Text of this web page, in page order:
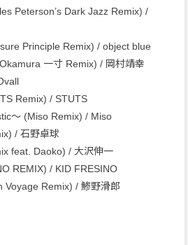
Peterson’s Dark Jazz Remix) /
Principle Remix) / object blue
一寸 Remix) / 岡村靖幸
Remix) / STUTS
～ (Miso Remix) / Miso
/ 石野卓球
feat. Daoko) / 大沢伸一
REMIX) / KID FRESINO
Voyage Remix) / 鯵野滑郎